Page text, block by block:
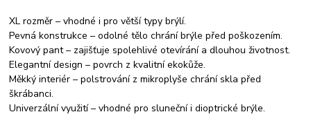
XL rozměr – vhodné i pro větší typy brýlí.
Pevná konstrukce – odolné tělo chrání brýle před poškozením.
Kovový pant – zajišťuje spolehlivé otevírání a dlouhou životnost.
Elegantní design – povrch z kvalitní ekokůže.
Měkký interiér – polstrování z mikroplyše chrání skla před
škrábanci.
Univerzální využití – vhodné pro sluneční i dioptrické brýle.